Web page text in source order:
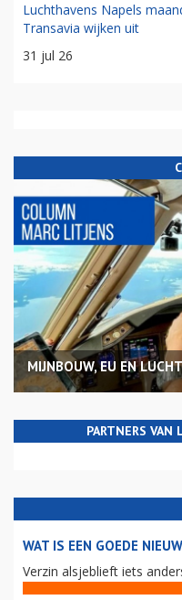
Luchthavens Napels
Transavia wijken uit
31 jul 26
MIJNBOUW, EU EN
PARTNERS VAN
WAT IS EEN GOEDE
Verzin alsjeblieft iets